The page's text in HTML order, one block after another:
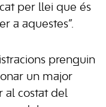
per llei que és
a aquestes”.
prenguin
un major
al costat del